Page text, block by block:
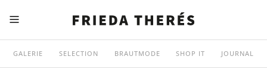
GALERIE SELECTION BRAUTMODE SHOP IT JOURNAL